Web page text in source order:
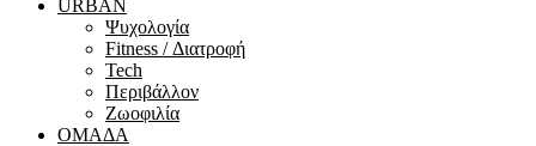
URBAN
Ψυχολογία
Fitness / Διατροφή
Tech
Περιβάλλον
Ζωοφιλία
ΟΜΑΔΑ